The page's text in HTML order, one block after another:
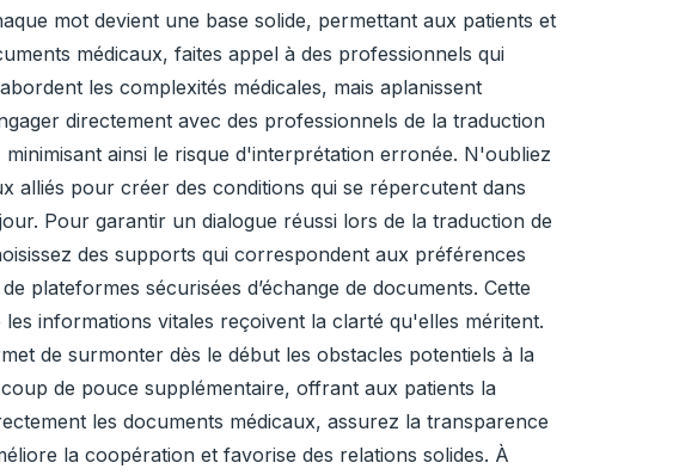
mot devient une base solide, permettant aux patients et
médicaux, faites appel à des professionnels qui
les complexités médicales, mais aplanissent
directement avec des professionnels de la traduction
ainsi le risque d'interprétation erronée. N'oubliez
alliés pour créer des conditions qui se répercutent dans
Pour garantir un dialogue réussi lors de la traduction de
des supports qui correspondent aux préférences
plateformes sécurisées d’échange de documents. Cette
informations vitales reçoivent la clarté qu'elles méritent.
de surmonter dès le début les obstacles potentiels à la
de pouce supplémentaire, offrant aux patients la
les documents médicaux, assurez la transparence
la coopération et favorise des relations solides. À